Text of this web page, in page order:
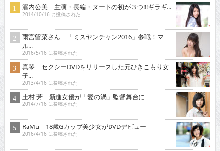
瀧内公美 主演・長編・ヌードの初が３つ!!!ギラギ...
2014/10/16 に投稿された
雨宮留菜さん 「ミスヤンチャン2016」参戦！マ
ル...
2016/5/16 に投稿された
真琴 セクシーDVDをリリースした元ひきこもり女
子...
2013/4/16 に投稿された
土村 芳 新進女優が「愛の渦」監督舞台に
2014/7/16 に投稿された
RaMu 18歳Gカップ美少女がDVDデビュー
2016/4/16 に投稿された